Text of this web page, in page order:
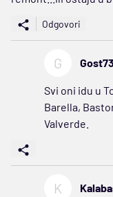
Odgovori
G
Svi oni idu u
Barella,
Valverde.
K